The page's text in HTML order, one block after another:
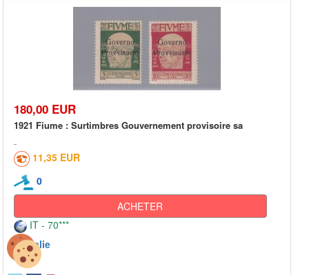
180,00 EUR
1921 Fiume : Surtimbres Gouvernement provisoire sa
11,35 EUR
0
ACHETER
IT - 70***
Italie